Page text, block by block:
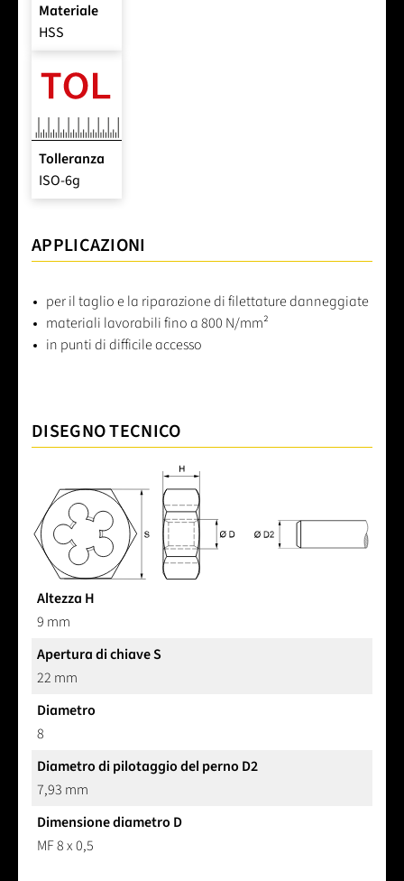
Materiale
HSS
Tolleranza
ISO-6g
APPLICAZIONI
per il taglio e la riparazione di filettature danneggiate
materiali lavorabili fino a 800 N/mm²
in punti di difficile accesso
DISEGNO TECNICO
Altezza H
9 mm
Apertura di chiave S
22 mm
Diametro
8
Diametro di pilotaggio del perno D2
7,93 mm
Dimensione diametro D
MF 8 x 0,5